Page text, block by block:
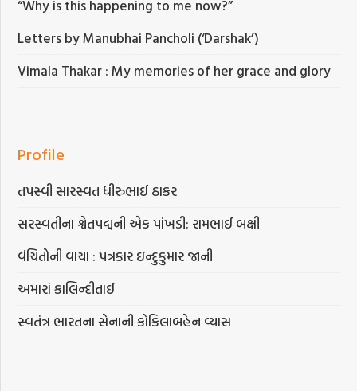
“Why is this happening to me now?”
Letters by Manubhai Pancholi (‘Darshak’)
Vimala Thakar : My memories of her grace and glory
Profile
તપસ્વી સારસ્વત ધીરુભાઈ ઠાકર
સરસ્વતીના શ્વેતપદ્મની એક પાંખડી: રામભાઈ બક્ષી
વંચિતોની વાચા : પત્રકાર ઇન્દુકુમાર જાની
અમારાં કાલિન્દીતાઈ
સ્વતંત્ર ભારતના સેનાની કોકિલાબહેન વ્યાસ